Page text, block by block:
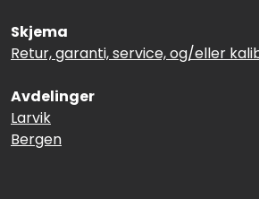
Skjema
Retur, garanti, service, og/eller
Avdelinger
Larvik
Bergen